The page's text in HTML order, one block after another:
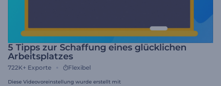
5 Tipps zur Schaffung eines glücklichen
Arbeitsplatzes
722K+ Exporte Flexibel
Diese Videovoreinstellung wurde erstellt mit